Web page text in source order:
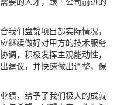
我们盘锦项目部实际情况，
继续做好对甲方的技术服务
调，积极发挥主观能动性，
建议，并快速做出调整，保
绩，给予了我们极大的成就